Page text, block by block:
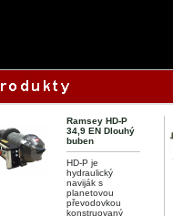
Ramsey HD-P
34,9 EN Dlouhý
buben
HD-P je
hydraulický
naviják s
planetovou
převodovkou
konstruovaný